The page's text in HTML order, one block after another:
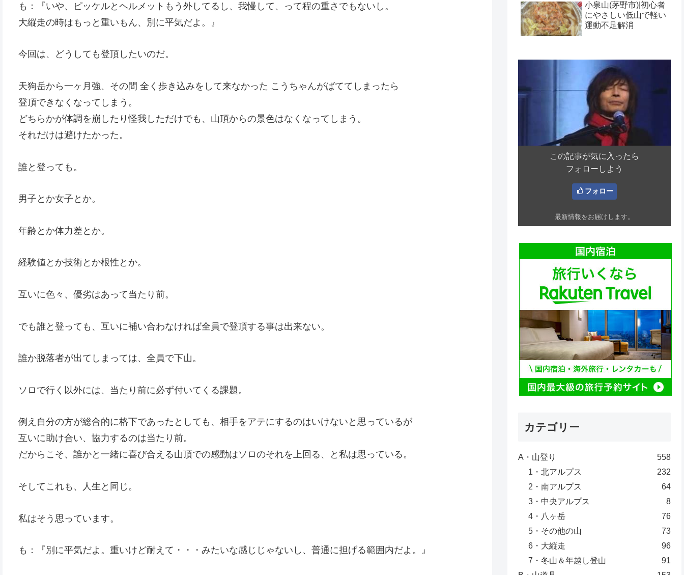
も：『いや、ピッケルとヘルメットもう外してるし、我慢して、って程の重さでもないし。
大縦走の時はもっと重いもん、別に平気だよ。』
今回は、どうしても登頂したいのだ。
天狗岳から一ヶ月強、その間 全く歩き込みをして来なかった こうちゃんがばててしまったら
登頂できなくなってしまう。
どちらかが体調を崩したり怪我しただけでも、山頂からの景色はなくなってしまう。
それだけは避けたかった。
誰と登っても。
男子とか女子とか。
年齢とか体力差とか。
経験値とか技術とか根性とか。
互いに色々、優劣はあって当たり前。
でも誰と登っても、互いに補い合わなければ全員で登頂する事は出来ない。
誰か脱落者が出てしまっては、全員で下山。
ソロで行く以外には、当たり前に必ず付いてくる課題。
例え自分の方が総合的に格下であったとしても、相手をアテにするのはいけないと思っているが
互いに助け合い、協力するのは当たり前。
だからこそ、誰かと一緒に喜び合える山頂での感動はソロのそれを上回る、と私は思っている。
そしてこれも、人生と同じ。
私はそう思っています。
も：『別に平気だよ。重いけど耐えて・・・みたいな感じじゃないし、普通に担げる範囲内だよ。』
小泉山(茅野市)|初心者
にやさしい低山で軽い
運動不足解消
この記事が気に入ったら
フォローしよう
フォロー
最新情報をお届けします。
カテゴリー
A・山登り
558
1・北アルプス
232
2・南アルプス
64
3・中央アルプス
8
4・八ヶ岳
76
5・その他の山
73
6・大縦走
96
7・冬山＆年越し登山
91